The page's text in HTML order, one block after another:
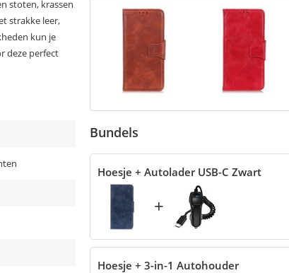
stoten, krassen
strakke leer,
kun je
deze perfect
Bundels
Hoesje + Autolader USB-C Zwart
+
Hoesje + 3-in-1 Autohouder